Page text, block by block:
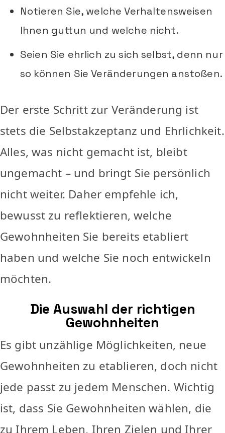
Notieren Sie, welche Verhaltensweisen
Ihnen guttun und welche nicht.
Seien Sie ehrlich zu sich selbst, denn nur
so können Sie Veränderungen anstoßen.
Der erste Schritt zur Veränderung ist
stets die Selbstakzeptanz und Ehrlichkeit.
Alles, was nicht gemacht ist, bleibt
ungemacht – und bringt Sie persönlich
nicht weiter. Daher empfehle ich,
bewusst zu reflektieren, welche
Gewohnheiten Sie bereits etabliert
haben und welche Sie noch entwickeln
möchten.
Die Auswahl der richtigen
Gewohnheiten
Es gibt unzählige Möglichkeiten, neue
Gewohnheiten zu etablieren, doch nicht
jede passt zu jedem Menschen. Wichtig
ist, dass Sie Gewohnheiten wählen, die
zu Ihrem Leben, Ihren Zielen und Ihrer